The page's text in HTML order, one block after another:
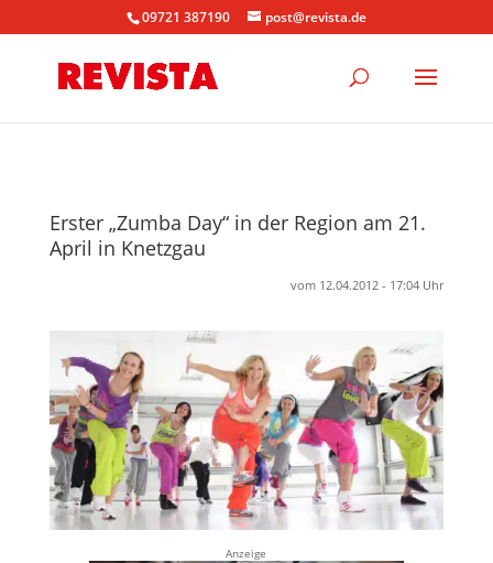
09721 387190 post@revista.de
Erster „Zumba Day“ in der Region am 21.
April in Knetzgau
vom 12.04.2012 - 17:04 Uhr
Anzeige